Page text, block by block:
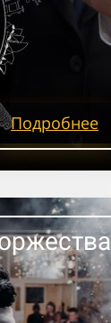
Подробнее